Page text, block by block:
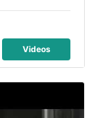
Videos